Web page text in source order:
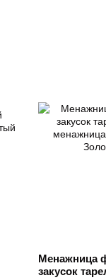
Менажница
закусок